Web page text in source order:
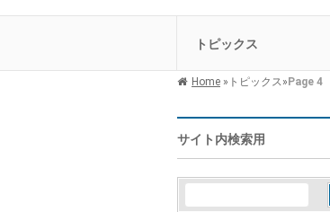
トピックス
Home » トピックス» Page 4
サイト内検索用